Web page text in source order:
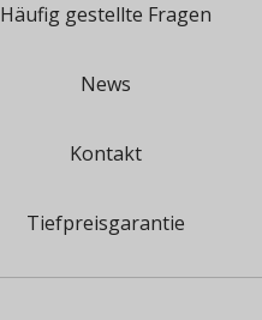
Häufig gestellte Fragen
News
Kontakt
Tiefpreisgarantie